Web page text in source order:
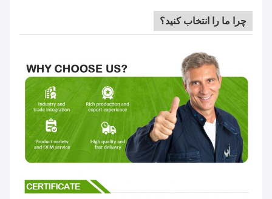
چرا ما را انتخاب کنید؟